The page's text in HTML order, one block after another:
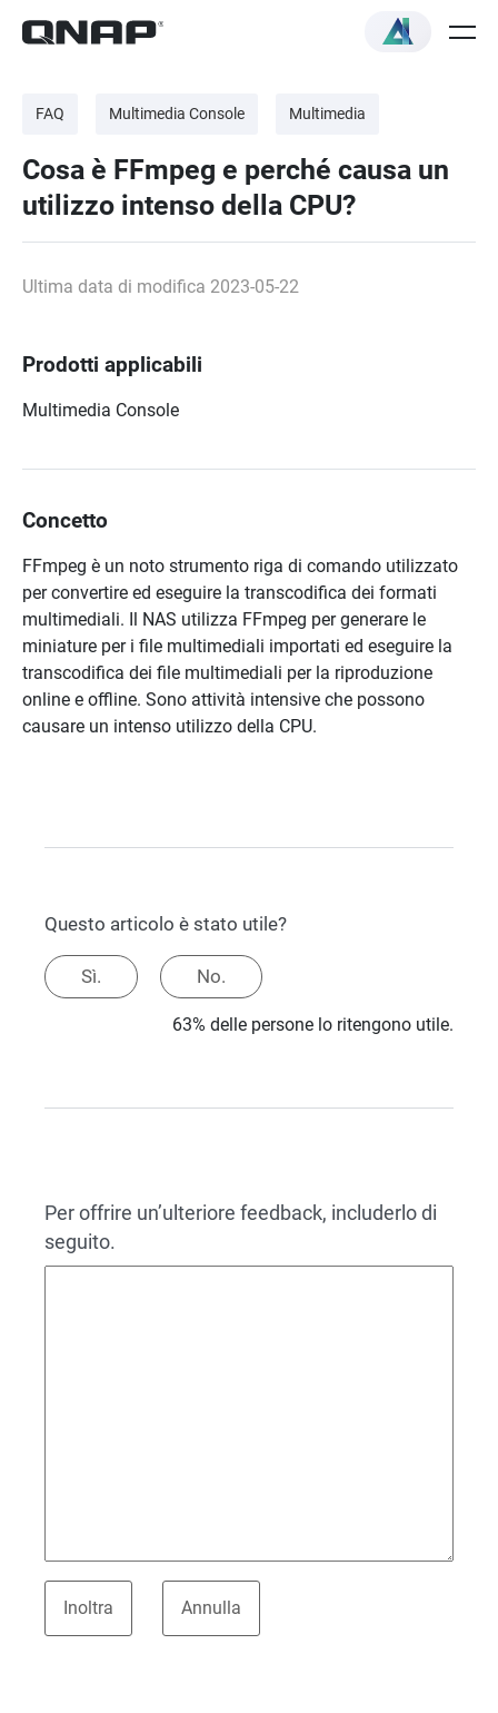
FAQ Multimedia Console Multimedia
Cosa è FFmpeg e perché causa un
utilizzo intenso della CPU?
Ultima data di modifica 2023-05-22
Prodotti applicabili
Multimedia Console
Concetto
FFmpeg è un noto strumento riga di comando utilizzato
per convertire ed eseguire la transcodifica dei formati
multimediali. Il NAS utilizza FFmpeg per generare le
miniature per i file multimediali importati ed eseguire la
transcodifica dei file multimediali per la riproduzione
online e offline. Sono attività intensive che possono
causare un intenso utilizzo della CPU.
Questo articolo è stato utile?
Sì. No.
63% delle persone lo ritengono utile.
Per offrire un’ulteriore feedback, includerlo di
seguito.